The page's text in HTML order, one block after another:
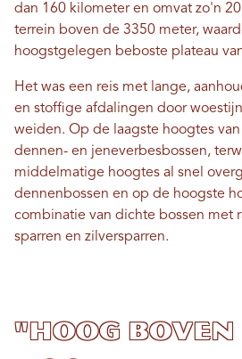
dan 160 kilometer en omvat zo'n
terrein boven de 3350 meter,
hoogstgelegen beboste plateau
Het was een reis met lange,
en stoffige afdalingen door
weiden. Op de laagste hoogtes
dennen- en jeneverbesbossen,
middelmatige hoogtes al snel
dennenbossen en op de hoogste
combinatie van dichte bossen met
sparren en zilversparren.
"Hoog boven